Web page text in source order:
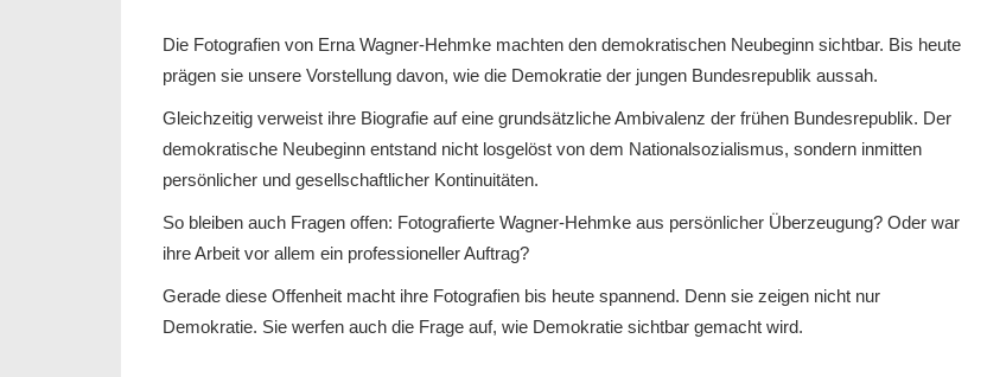
Die Fotografien von Erna Wagner-Hehmke machten den demokratischen Neubeginn sichtbar. Bis heute
prägen sie unsere Vorstellung davon, wie die Demokratie der jungen Bundesrepublik aussah.
Gleichzeitig verweist ihre Biografie auf eine grundsätzliche Ambivalenz der frühen Bundesrepublik. Der
demokratische Neubeginn entstand nicht losgelöst von dem Nationalsozialismus, sondern inmitten
persönlicher und gesellschaftlicher Kontinuitäten.
So bleiben auch Fragen offen: Fotografierte Wagner-Hehmke aus persönlicher Überzeugung? Oder war
ihre Arbeit vor allem ein professioneller Auftrag?
Gerade diese Offenheit macht ihre Fotografien bis heute spannend. Denn sie zeigen nicht nur
Demokratie. Sie werfen auch die Frage auf, wie Demokratie sichtbar gemacht wird.